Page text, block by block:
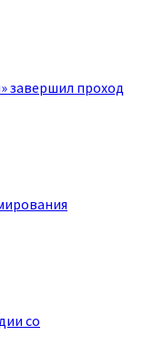
завершил проход
со